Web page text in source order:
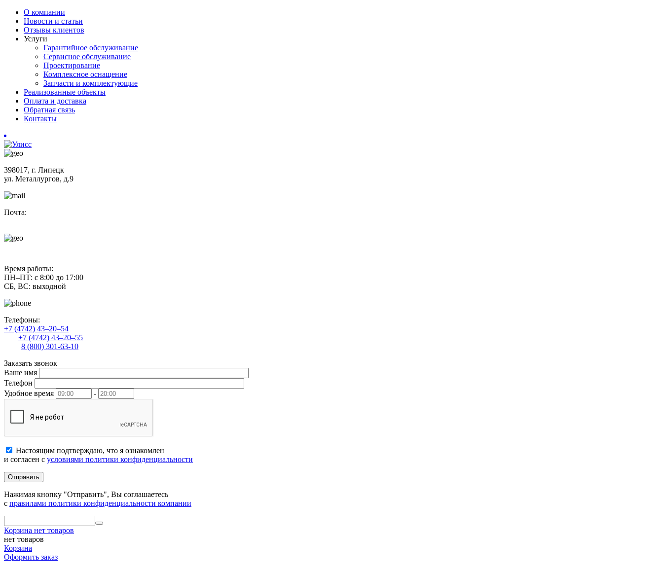
О компании
Новости и статьи
Отзывы клиентов
Услуги
Гарантийное обслуживание
Сервисное обслуживание
Проектирование
Комплексное оснащение
Запчасти и комплектующие
Реализованные объекты
Оплата и доставка
Обратная связь
Контакты
398017, г. Липецк
ул. Металлургов, д.9
Почта:
Время работы:
ПН–ПТ: с 8:00 до 17:00
СБ, ВС: выходной
Телефоны:
+7 (4742) 43–20–54
+7 (4742) 43–20–55
8 (800) 301-63-10
Заказать звонок
Ваше имя
Телефон
Удобное время
-
Настоящим подтверждаю, что я ознакомлен
и согласен с условиями политики конфиденциальности
Отправить
Нажимая кнопку "Отправить", Вы соглашаетесь
с правилами политики конфиденциальности компании
Корзина нет товаров
нет товаров
Корзина
Оформить заказ